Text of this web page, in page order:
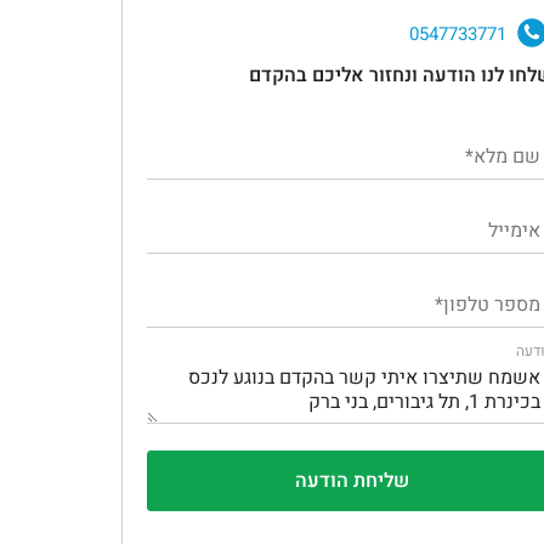
0547733771
לנו הודעה ונחזור אליכם בהקדם